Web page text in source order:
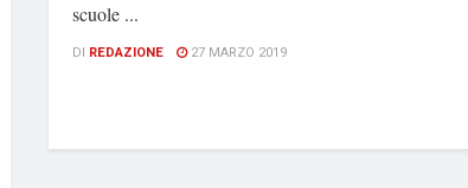
scuole ...
DI REDAZIONE 27 MARZO 2019